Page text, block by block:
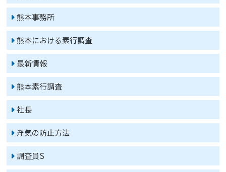
熊本事務所
熊本における素行調査
最新情報
熊本素行調査
社長
浮気の防止方法
調査員S